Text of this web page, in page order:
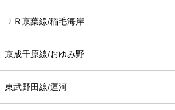
ＪＲ京葉線/稲毛海岸
京成千原線/おゆみ野
東武野田線/運河